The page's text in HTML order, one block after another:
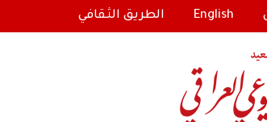
English الطريق الثقافي